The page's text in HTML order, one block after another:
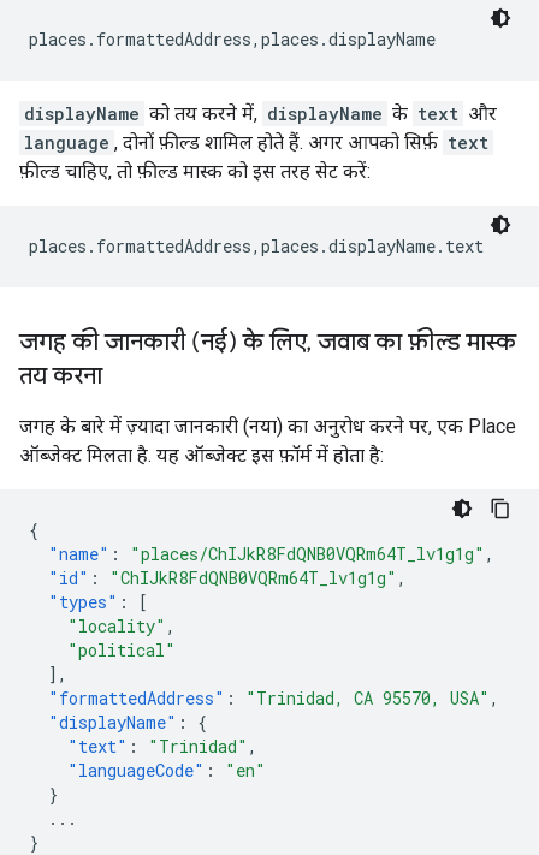
places.formattedAddress,places.displayName
displayName को तय करने में, displayName के text और
language , दोनों फ़ील्ड शामिल होते हैं. अगर आपको सिर्फ़ text
फ़ील्ड चाहिए, तो फ़ील्ड मास्क को इस तरह सेट करें:
places.formattedAddress,places.displayName.text
जगह की जानकारी (नई) के लिए, जवाब का फ़ील्ड मास्क
तय करना
जगह के बारे में ज़्यादा जानकारी (नया) का अनुरोध करने पर, एक Place
ऑब्जेक्ट मिलता है. यह ऑब्जेक्ट इस फ़ॉर्म में होता है:
{
"name" : "places/ChIJkR8FdQNB0VQRm64T_lv1g1g" ,
"id" : "ChIJkR8FdQNB0VQRm64T_lv1g1g" ,
"types" :
[
"locality" ,
"political"
],
"formattedAddress" : "Trinidad, CA 95570, USA" ,
"displayName" :
{
"text" : "Trinidad" ,
"languageCode" :
"en"
}
...
}